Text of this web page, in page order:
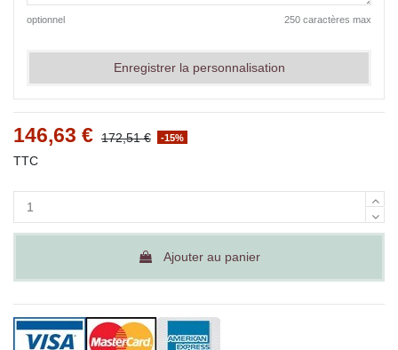
optionnel 250 caractères max
Enregistrer la personnalisation
146,63 € 172,51 € -15%
TTC
Ajouter au panier